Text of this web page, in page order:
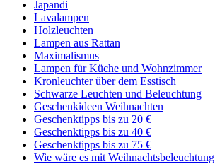
Japandi
Lavalampen
Holzleuchten
Lampen aus Rattan
Maximalismus
Lampen für Küche und Wohnzimmer
Kronleuchter über dem Esstisch
Schwarze Leuchten und Beleuchtung
Geschenkideen Weihnachten
Geschenktipps bis zu 20 €
Geschenktipps bis zu 40 €
Geschenktipps bis zu 75 €
Wie wäre es mit Weihnachtsbeleuchtung